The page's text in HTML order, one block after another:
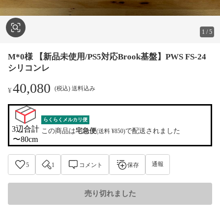
1 /5
M*0様 【新品未使用/PS5対応Brook基盤】PWS FS-24
シリコンレ
¥40,080 (税込) 送料込み
3辺合計
〜80cm
らくらくメルカリ便
この商品は宅急便(送料 ¥850)で配送されました
5 1 コメント 保存 通報
売り切れました